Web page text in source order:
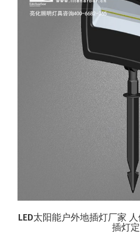
LED太阳能户外地插灯厂家
插灯